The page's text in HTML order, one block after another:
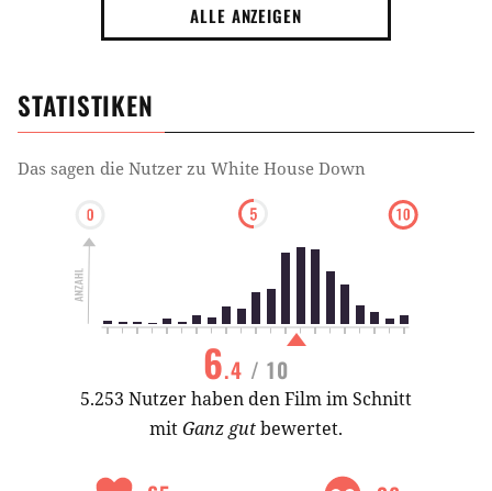
ALLE ANZEIGEN
STATISTIKEN
Das sagen die Nutzer zu White House Down
6.4 / 10
5.253 Nutzer haben den Film im Schnitt
mitGanz gutbewertet.